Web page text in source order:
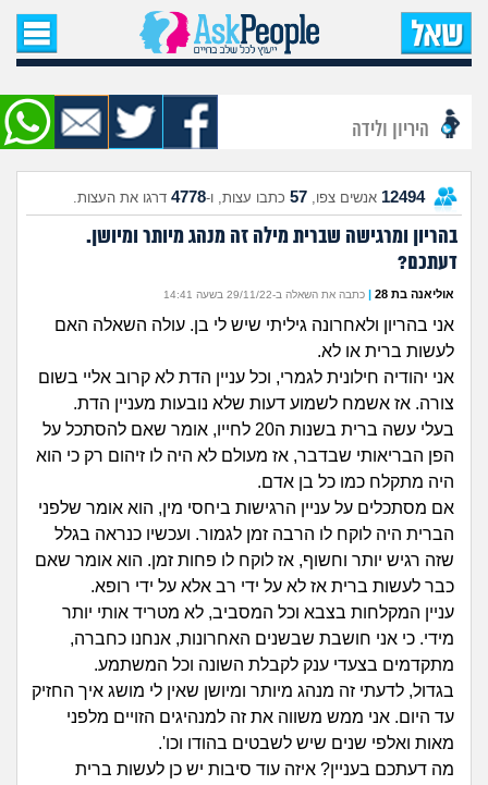
עמוד הבית
שאל שאלה
שאלות חדשות
שאלות שעוררו עניין
מה קורה כאן?
מתחם הטיפים
מדורים
היריון ולידה
הורות ומשפחה
מתבגרים
מהבקו"ם... ועד מתי?!
לימודים וסטודנטים
הרשמה | התחברות
היריון ולידה
12494 אנשים צפו, 57 כתבו עצות, ו-4778 דרגו את העצות.
בהריון ומרגישה שברית מילה זה מנהג מיותר ומיושן.
דעתכם?
אוליאנה בת 28 | כתבה את השאלה ב-29/11/22 בשעה 14:41
אני בהריון ולאחרונה גיליתי שיש לי בן. עולה השאלה האם
לעשות ברית או לא.
אני יהודיה חילונית לגמרי, וכל עניין הדת לא קרוב אליי בשום
צורה. אז אשמח לשמוע דעות שלא נובעות מעניין הדת.
בעלי עשה ברית בשנות ה20 לחייו, אומר שאם להסתכל על
הפן הבריאותי שבדבר, אז מעולם לא היה לו זיהום רק כי הוא
היה מתקלח כמו כל בן אדם.
אם מסתכלים על עניין הרגישות ביחסי מין, הוא אומר שלפני
הברית היה לוקח לו הרבה זמן לגמור. ועכשיו כנראה בגלל
שזה רגיש יותר וחשוף, אז לוקח לו פחות זמן. הוא אומר שאם
כבר לעשות ברית אז לא על ידי רב אלא על ידי רופא.
עניין המקלחות בצבא וכל המסביב, לא מטריד אותי יותר
מידי. כי אני חושבת שבשנים האחרונות, אנחנו כחברה,
מתקדמים בצעדי ענק לקבלת השונה וכל המשתמע.
בגדול, לדעתי זה מנהג מיותר ומיושן שאין לי מושג איך החזיק
עד היום. אני ממש משווה את זה למנהיגים הזויים מלפני
מאות ואלפי שנים שיש לשבטים בהודו וכו'.
מה דעתכם בעניין? איזה עוד סיבות יש כן לעשות ברית